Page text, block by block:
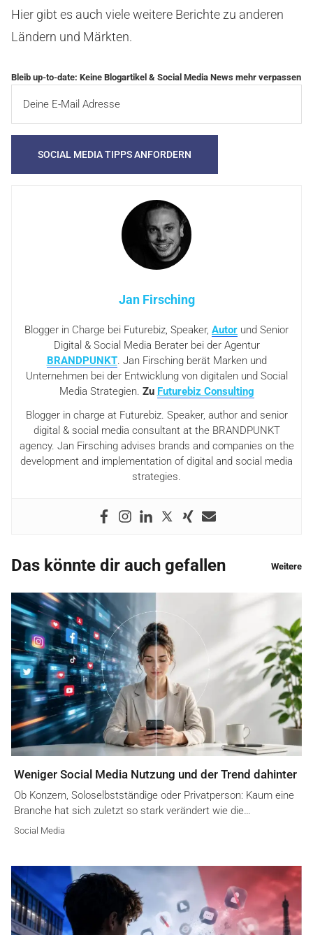
Hier gibt es auch viele weitere Berichte zu anderen
Ländern und Märkten.
Bleib up-to-date: Keine Blogartikel & Social Media News mehr verpassen
Jan Firsching
Blogger in Charge bei Futurebiz, Speaker, Autor und Senior
Digital & Social Media Berater bei der Agentur
BRANDPUNKT. Jan Firsching berät Marken und
Unternehmen bei der Entwicklung von digitalen und Social
Media Strategien. Zu Futurebiz Consulting
Blogger in charge at Futurebiz. Speaker, author and senior
digital & social media consultant at the BRANDPUNKT
agency. Jan Firsching advises brands and companies on the
development and implementation of digital and social media
strategies.
Das könnte dir auch gefallen Weitere
Weniger Social Media Nutzung und der Trend dahinter
Ob Konzern, Soloselbstständige oder Privatperson: Kaum eine
Branche hat sich zuletzt so stark verändert wie die…
Social Media